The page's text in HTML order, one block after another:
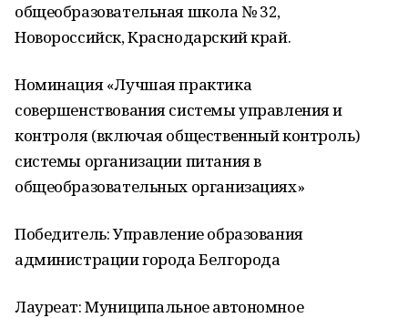
общеобразовательная школа № 32,
Новороссийск, Краснодарский край.
Номинация «Лучшая практика
совершенствования системы управления и
контроля (включая общественный контроль)
системы организации питания в
общеобразовательных организациях»
Победитель: Управление образования
администрации города Белгорода
Лауреат: Муниципальное автономное